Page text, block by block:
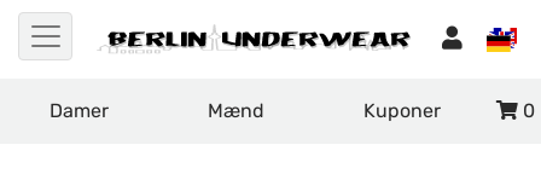
Damer Mænd Kuponer 0